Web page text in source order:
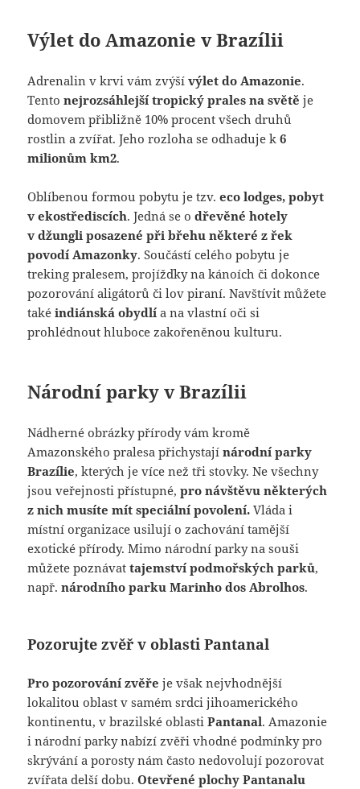
Výlet do Amazonie v Brazílii
Adrenalin v krvi vám zvýšívýlet do Amazonie.
Tentonejrozsáhlejší tropický prales na světě je
domovem přibližně 10% procent všech druhů
rostlin a zvířat. Jeho rozloha se odhaduje k6
milionům km2.
Oblíbenou formou pobytu je tzv.eco lodges, pobyt
v ekostřediscích. Jedná se odřevěné hotely
v džungli posazené při břehu některé z řek
povodí Amazonky. Součástí celého pobytu je
treking pralesem, projížďky na kánoích či dokonce
pozorování aligátorů či lov piraní. Navštívit můžete
takéindiánská obydlí a na vlastní oči si
prohlédnout hluboce zakořeněnou kulturu.
Národní parky v Brazílii
Nádherné obrázky přírody vám kromě
Amazonského pralesa přichystajínárodní parky
Brazílie, kterých je více než tři stovky. Ne všechny
jsou veřejnosti přístupné,pro návštěvu některých
z nich musíte mít speciální povolení. Vláda i
místní organizace usilují o zachování tamější
exotické přírody. Mimo národní parky na souši
můžete poznávattajemství podmořských parků,
např.národního parku Marinho dos Abrolhos.
Pozorujte zvěř v oblasti Pantanal
Pro pozorování zvěře je však nejvhodnější
lokalitou oblast v samém srdci jihoamerického
kontinentu, v brazilské oblastiPantanal. Amazonie
i národní parky nabízí zvěři vhodné podmínky pro
skrývání a porosty nám často nedovolují pozorovat
zvířata delší dobu.Otevřené plochy Pantanalu